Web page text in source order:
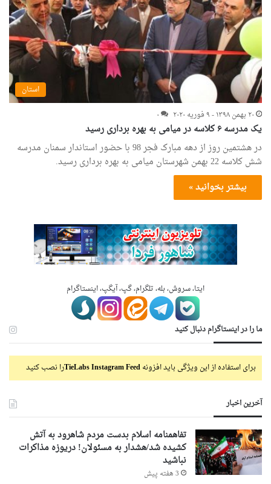
استان
۲۰ بهمن ۱۳۹۸ - ۹ فوریه ۲۰۲۰
۰
یک مدرسه ۶ کلاسه در میامی به بهره برداری رسید
در هشتمین روز از دهه مبارک فجر 98 با حضور استاندار سمنان مدرسه
شش کلاسه 22 بهمن شهرستان میامی به بهره برداری رسید.
بیشتر بخوانید »
ایتا، سروش، بله، تلگرام، گپ، آیگپ، اینستاگرام
ما را در اینستاگرام دنبال کنید
برای استفاده از این ویژگی باید افزونهTieLabs Instagram Feedرا نصب کنید
آخرین اخبار
تفاهمنامه اسلام بدست مردم شاهرود به آتش
کشیده شد/هشدار به مسئولان! دریوزه مذاکرات
نباشید
3 هفته پیش